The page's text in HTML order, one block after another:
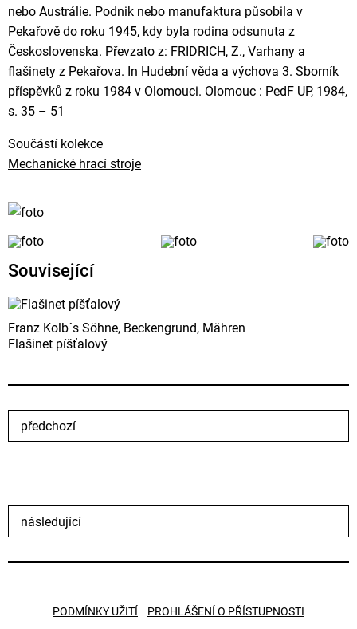
nebo Austrálie. Podnik nebo manufaktura působila v
Pekařově do roku 1945, kdy byla rodina odsunuta z
Československa. Převzato z: FRIDRICH, Z., Varhany a
flašinety z Pekařova. In Hudební věda a výchova 3. Sborník
příspěvků z roku 1984 v Olomouci. Olomouc : PedF UP, 1984,
s. 35 – 51
Součástí kolekce
Mechanické hrací stroje
Související
Franz Kolb´s Söhne, Beckengrund, Mähren
Flašinet píšťalový
předchozí
následující
PODMÍNKY UŽITÍ PROHLÁŠENÍ O PŘÍSTUPNOSTI